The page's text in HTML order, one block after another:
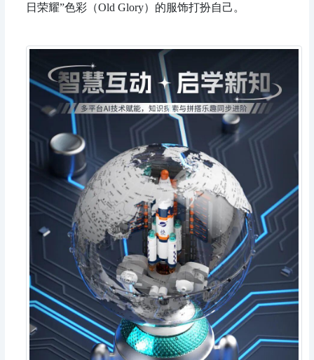
日荣耀”色彩（Old Glory）的服饰打扮自己。